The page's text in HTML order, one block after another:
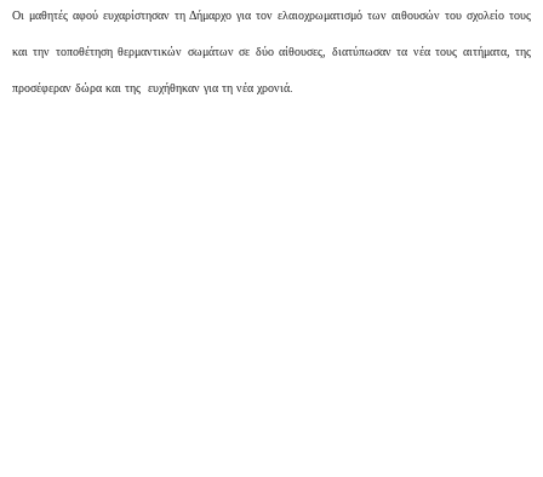
Οι μαθητές αφού ευχαρίστησαν τη Δήμαρχο για τον ελαιοχρωματισμό των αιθουσών του σχολείο τους
και την τοποθέτηση θερμαντικών σωμάτων σε δύο αίθουσες, διατύπωσαν τα νέα τους αιτήματα, της
προσέφεραν δώρα και της ευχήθηκαν για τη νέα χρονιά.